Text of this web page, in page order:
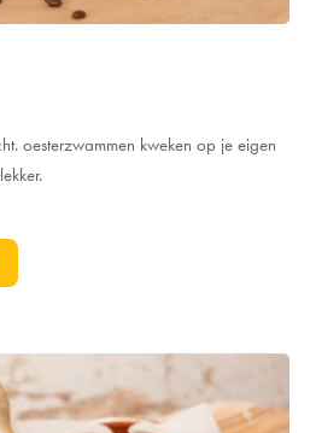
oesterzwammen kweken op je eigen